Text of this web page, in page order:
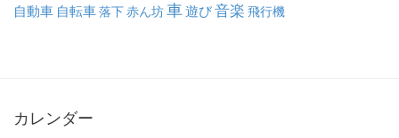
自動車 自転車落下赤ん坊車遊び音楽 飛行機
カレンダー